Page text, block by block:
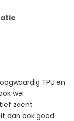
TPU en
wel
zacht
dan ook goed